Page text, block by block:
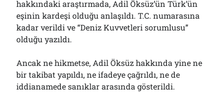
hakkındaki araştırmada, Adil Öksüz’ün Türk’ün
eşinin kardeşi olduğu anlaşıldı. T.C. numarasına
kadar verildi ve “Deniz Kuvvetleri sorumlusu”
olduğu yazıldı.
Ancak ne hikmetse, Adil Öksüz hakkında yine ne
bir takibat yapıldı, ne ifadeye çağrıldı, ne de
iddianamede sanıklar arasında gösterildi.